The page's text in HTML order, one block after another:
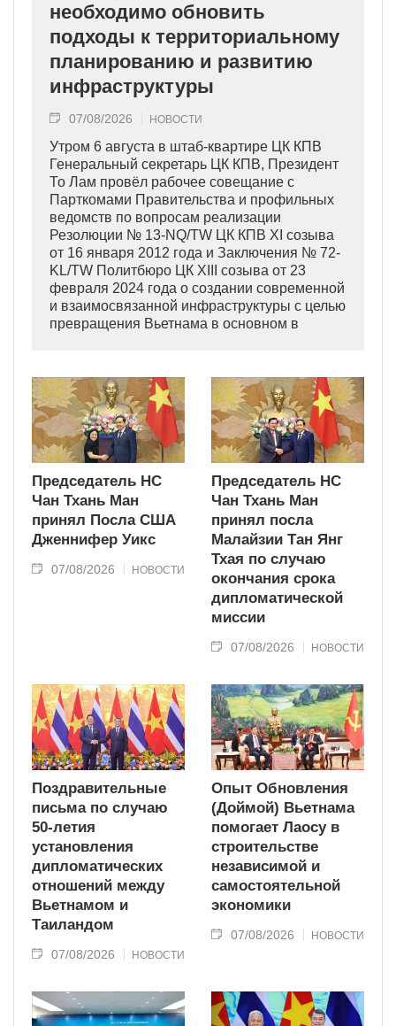
необходимо обновить
подходы к территориальному
планированию и развитию
инфраструктуры
07/08/2026 НОВОСТИ
Утром 6 августа в штаб-квартире ЦК КПВ
Генеральный секретарь ЦК КПВ, Президент
То Лам провёл рабочее совещание с
Парткомами Правительства и профильных
ведомств по вопросам реализации
Резолюции № 13-NQ/TW ЦК КПВ XI созыва
от 16 января 2012 года и Заключения № 72-
KL/TW Политбюро ЦК XIII созыва от 23
февраля 2024 года о создании современной
и взаимосвязанной инфраструктуры с целью
превращения Вьетнама в основном в
Председатель НС
Чан Тхань Ман
принял Посла США
Дженнифер Уикс
07/08/2026 НОВОСТИ
Председатель НС
Чан Тхань Ман
принял посла
Малайзии Тан Янг
Тхая по случаю
окончания срока
дипломатической
миссии
07/08/2026 НОВОСТИ
Поздравительные
письма по случаю
50-летия
установления
дипломатических
отношений между
Вьетнамом и
Таиландом
07/08/2026 НОВОСТИ
Опыт Обновления
(Доймой) Вьетнама
помогает Лаосу в
строительстве
независимой и
самостоятельной
экономики
07/08/2026 НОВОСТИ